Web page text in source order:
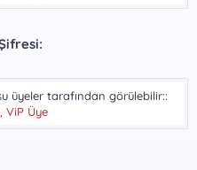
üyeler tarafından görülebilir::
ViP Üye